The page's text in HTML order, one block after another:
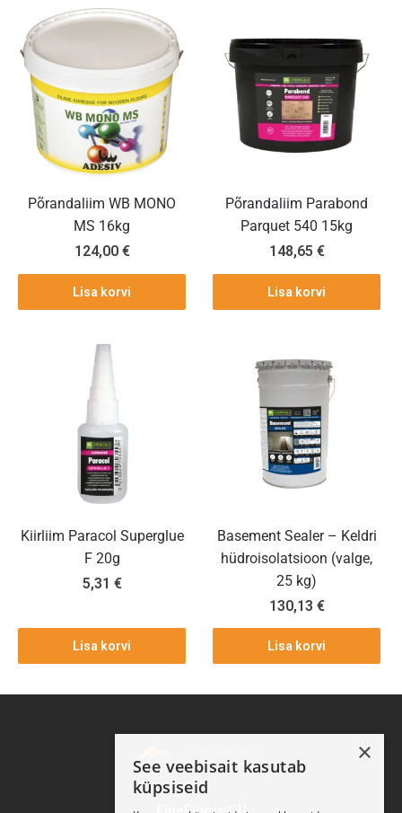
Põrandaliim WB MONO
MS 16kg
124,00 €
Lisa korvi
Põrandaliim Parabond
Parquet 540 15kg
148,65 €
Lisa korvi
Kiirliim Paracol Superglue
F 20g
5,31 €
Lisa korvi
Basement Sealer – Keldri
hüdroisolatsioon (valge,
25 kg)
130,13 €
Lisa korvi
×
See veebisait kasutab
küpsiseid